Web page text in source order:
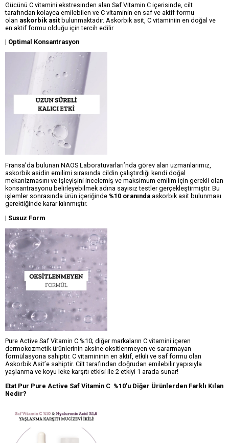
Gücünü C vitamini ekstresinden alan Saf Vitamin C içerisinde, cilt
tarafından kolayca emilebilen ve C vitaminin en saf ve aktif formu
olan askorbik asit bulunmaktadır. Askorbik asit, C vitaminiin en doğal ve
en aktif formu olduğu için tercih edilir
| Optimal Konsantrasyon
Fransa’da bulunan NAOS Laboratuvarları’nda görev alan uzmanlarımız,
askorbik asidin emilimi sırasında cildin çalıştırdığı kendi doğal
mekanizmasını ve işleyişini incelemiş ve maksimum emilim için gerekli olan
konsantrasyonu belirleyebilmek adına sayısız testler gerçekleştirmiştir. Bu
işlemler sonrasında ürün içeriğinde %10 oranında askorbik asit bulunması
gerektiğinde karar kılınmıştır.
| Susuz Form
Pure Active Saf Vitamin C %10; diğer markaların C vitamini içeren
dermokozmetik ürünlerinin aksine oksitlenmeyen ve sararmayan
formülasyona sahiptir. C vitamininin en aktif, etkili ve saf formu olan
Askorbik Asit’e sahiptir. Cilt tarafından doğrudan emilebilir yapısıyla
yaşlanma ve koyu leke karşıtı etkisi ile 2 etkiyi 1 arada sunar!
Etat Pur Pure Active Saf Vitamin C %10’u Diğer Ürünlerden Farklı Kılan
Nedir?